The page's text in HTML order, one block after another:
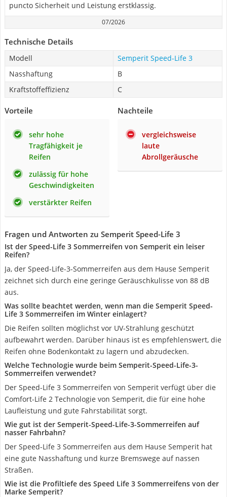
puncto Sicherheit und Leistung erstklassig.
07/2026
Technische Details
Modell
Semperit Speed-Life 3
Nasshaftung
B
Kraftstoffeffizienz
C
Vorteile
sehr hohe
Tragfähigkeit je
Reifen
zulässig für hohe
Geschwindigkeiten
verstärkter Reifen
Nachteile
vergleichsweise
laute
Abrollgeräusche
Fragen und Antworten zu Semperit Speed-Life 3
Ist der Speed-Life 3 Sommerreifen von Semperit ein leiser
Reifen?
Ja, der Speed-Life-3-Sommerreifen aus dem Hause Semperit
zeichnet sich durch eine geringe Geräuschkulisse von 88 dB
aus.
Was sollte beachtet werden, wenn man die Semperit Speed-
Life 3 Sommerreifen im Winter einlagert?
Die Reifen sollten möglichst vor UV-Strahlung geschützt
aufbewahrt werden. Darüber hinaus ist es empfehlenswert, die
Reifen ohne Bodenkontakt zu lagern und abzudecken.
Welche Technologie wurde beim Semperit-Speed-Life-3-
Sommerreifen verwendet?
Der Speed-Life 3 Sommerreifen von Semperit verfügt über die
Comfort-Life 2 Technologie von Semperit, die für eine hohe
Laufleistung und gute Fahrstabilität sorgt.
Wie gut ist der Semperit-Speed-Life-3-Sommerreifen auf
nasser Fahrbahn?
Der Speed-Life 3 Sommerreifen aus dem Hause Semperit hat
eine gute Nasshaftung und kurze Bremswege auf nassen
Straßen.
Wie ist die Profiltiefe des Speed Life 3 Sommerreifens von der
Marke Semperit?